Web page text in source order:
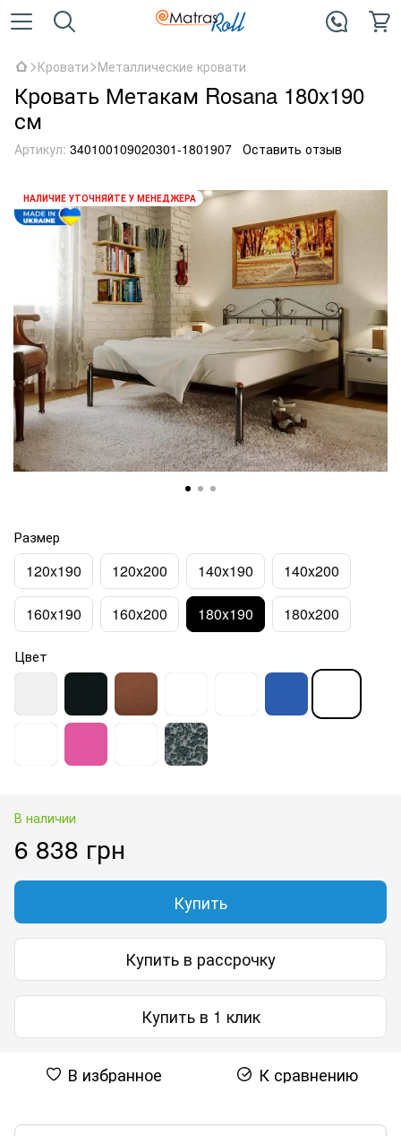
Кровати Металлические кровати
Кровать Метакам Rosana 180x190
см
Артикул: 340100109020301-1801907 Оставить отзыв
НАЛИЧИЕ УТОЧНЯЙТЕ У МЕНЕДЖЕРА
Размер
120x190 120x200 140x190 140x200
160x190 160x200 180x190 180x200
Цвет
В наличии
6 838 грн
Купить
Купить в рассрочку
Купить в 1 клик
В избранное К сравнению